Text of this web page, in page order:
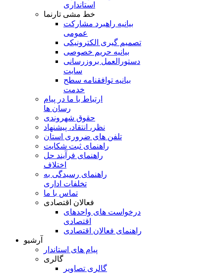
استانداری
خط مشی تارنما
بیانیه راهبرد مشارکت
عمومی
تصمیم گیری الکترونیکی
بیانیه حریم خصوصی
دستورالعمل بروزرسانی
سایت
بیانیه توافقنامه سطح
خدمت
ارتباط با ما در پیام
رسان ها
حقوق شهروندی
نظر، انتقاد، پیشنهاد
تلفن های ضروری استان
راهنمای ثبت شکایت
راهنمای فرآیند حل
اختلاف
راهنمای رسیدگی به
تخلفات اداری
تماس با ما
فعالان اقتصادی
درخواست های واحدهای
اقتصادی
راهنمای فعالان اقتصادی
آرشیو
پیام های استاندار
گالری
گالری تصاویر